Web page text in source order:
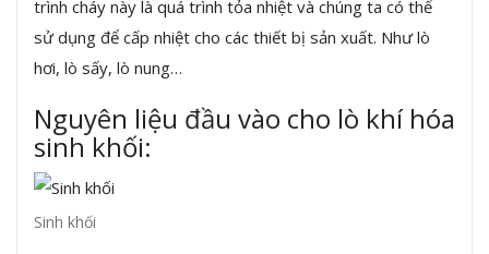
trình cháy này là quá trình tỏa nhiệt và chúng ta có thể
sử dụng để cấp nhiệt cho các thiết bị sản xuất. Như lò
hơi, lò sấy, lò nung…
Nguyên liệu đầu vào cho lò khí hóa
sinh khối:
Sinh khối